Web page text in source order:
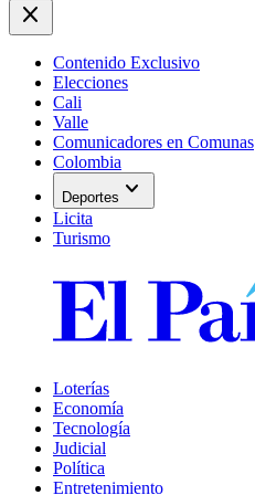
close
Contenido Exclusivo
Elecciones
Cali
Valle
Comunicadores en Comunas
Colombia
Deportes expand_more
Licita
Turismo
Loterías
Economía
Tecnología
Judicial
Política
Entretenimiento